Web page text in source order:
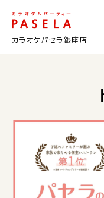
カラオケパセラ銀座店